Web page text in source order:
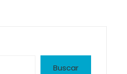
Buscar